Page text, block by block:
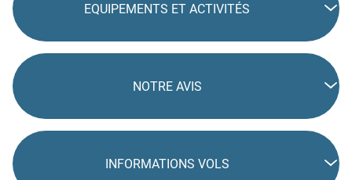
EQUIPEMENTS ET ACTIVITÉS
NOTRE AVIS
INFORMATIONS VOLS